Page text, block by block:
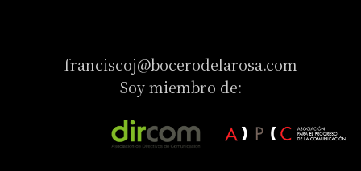
franciscoj@bocerodelarosa.com
Soy miembro de: